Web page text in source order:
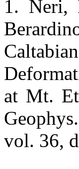
1. Neri,
at Mt.
vol. 36,